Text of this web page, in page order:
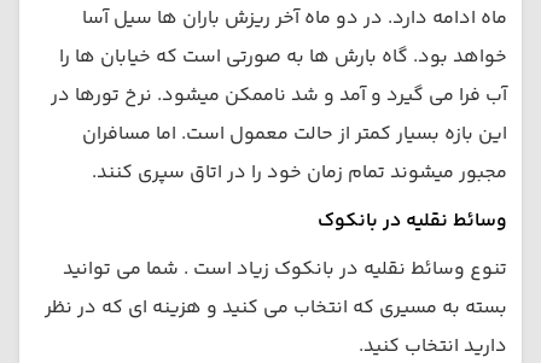
ماه ادامه دارد. در دو ماه آخر ریزش باران ها سیل آسا
خواهد بود. گاه بارش ها به صورتی است که خیابان ها را
آب فرا می گیرد و آمد و شد ناممکن میشود. نرخ تورها در
این بازه بسیار کمتر از حالت معمول است. اما مسافران
مجبور میشوند تمام زمان خود را در اتاق سپری کنند.
وسائط نقلیه در بانکوک
تنوع وسائط نقلیه در بانکوک زیاد است . شما می توانید
بسته به مسیری که انتخاب می کنید و هزینه ای که در نظر
دارید انتخاب کنید.